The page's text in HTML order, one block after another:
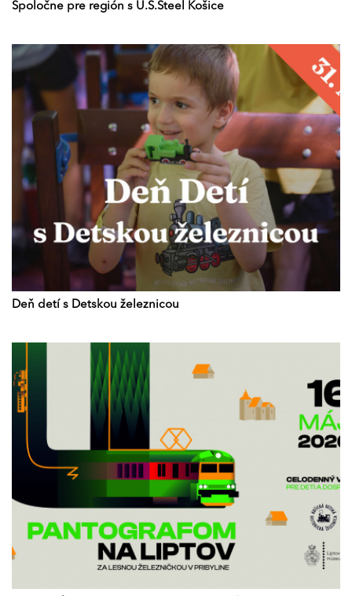
Spoločne pre región s U.S.Steel Košice
Deň detí s Detskou železnicou